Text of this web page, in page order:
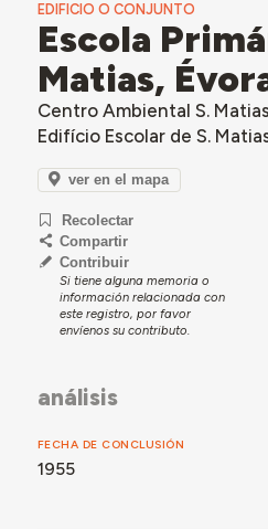
EDIFICIO O CONJUNTO
Escola
Matias,
Centro Ambiental S.
Edifício Escolar de S.
ver en el mapa
Recolectar
Compartir
Contribuir
Si tiene alguna memoria o
información relacionada con
este registro, por favor
envíenos su contributo.
análisis
FECHA DE CONCLUSIÓN
1955